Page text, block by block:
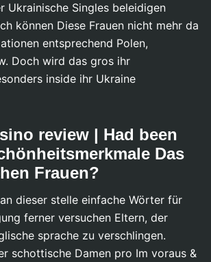
Ukrainische Singles beleidigen
können Diese Frauen nicht mehr da
entsprechend Polen,
Doch wird das gros ihr
inside ihr Ukraine
review | Had been
Das
Frauen?
dieser stelle einfache Wörter für
ferner versuchen Eltern, der
sprache zu verschlingen.
schottische Damen pro Im voraus &